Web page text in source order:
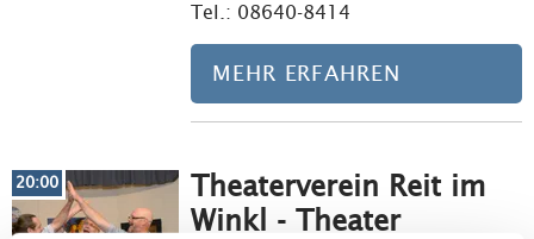
Tel.: 08640-8414
MEHR ERFAHREN
Theaterverein Reit im
Winkl - Theater
20:00